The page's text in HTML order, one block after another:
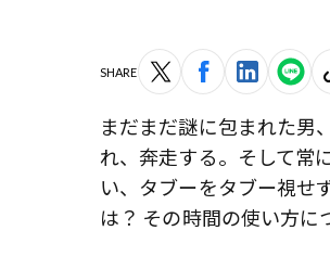
SHARE
まだまだ謎に包まれた男、
れ、奔走する。そして常
い、タブーをタブー視せ
は？ その時間の使い方に